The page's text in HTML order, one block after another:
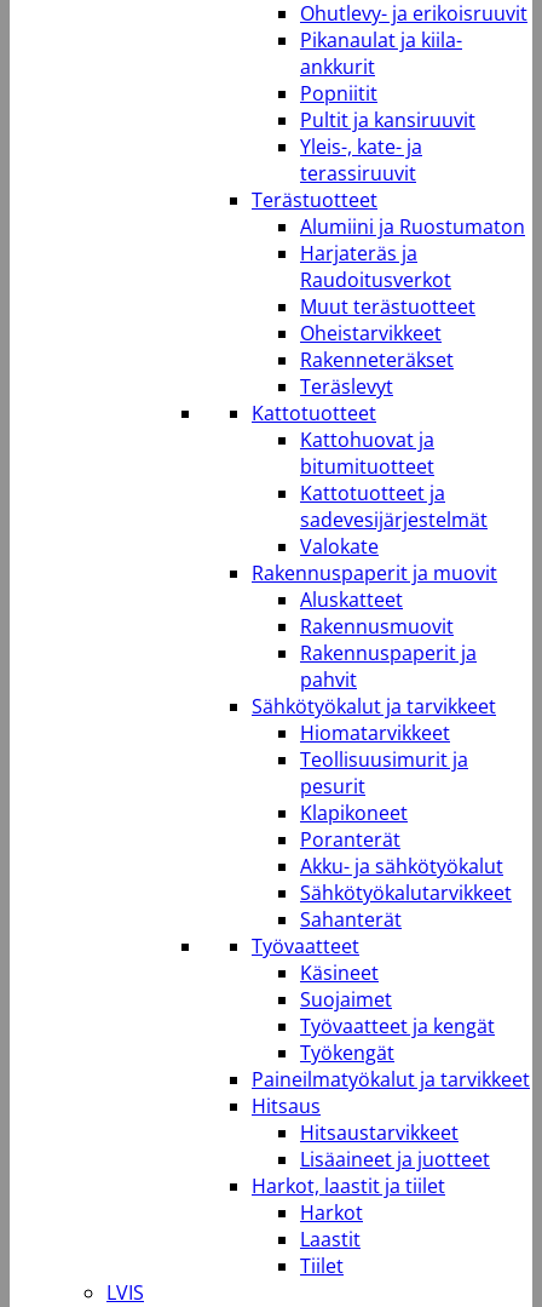
Ohutlevy- ja erikoisruuvit
Pikanaulat ja kiila-
ankkurit
Popniitit
Pultit ja kansiruuvit
Yleis-, kate- ja
terassiruuvit
Terästuotteet
Alumiini ja Ruostumaton
Harjateräs ja
Raudoitusverkot
Muut terästuotteet
Oheistarvikkeet
Rakenneteräkset
Teräslevyt
Kattotuotteet
Kattohuovat ja
bitumituotteet
Kattotuotteet ja
sadevesijärjestelmät
Valokate
Rakennuspaperit ja muovit
Aluskatteet
Rakennusmuovit
Rakennuspaperit ja
pahvit
Sähkötyökalut ja tarvikkeet
Hiomatarvikkeet
Teollisuusimurit ja
pesurit
Klapikoneet
Poranterät
Akku- ja sähkötyökalut
Sähkötyökalutarvikkeet
Sahanterät
Työvaatteet
Käsineet
Suojaimet
Työvaatteet ja kengät
Työkengät
Paineilmatyökalut ja tarvikkeet
Hitsaus
Hitsaustarvikkeet
Lisäaineet ja juotteet
Harkot, laastit ja tiilet
Harkot
Laastit
Tiilet
LVIS